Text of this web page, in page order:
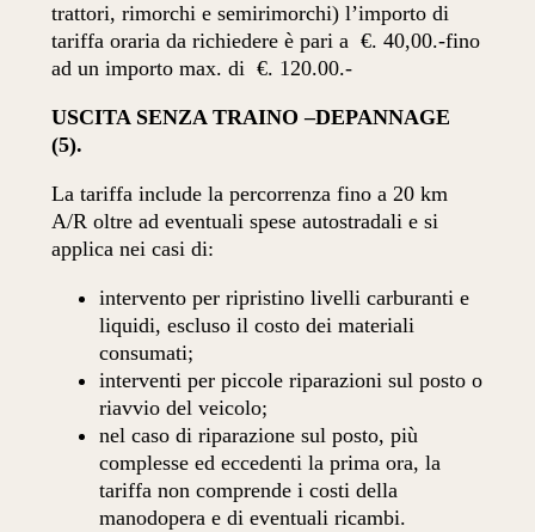
trattori, rimorchi e semirimorchi) l’importo di
tariffa oraria da richiedere è pari a €. 40,00.-fino
ad un importo max. di €. 120.00.-
USCITA SENZA TRAINO –DEPANNAGE
(5).
La tariffa include la percorrenza fino a 20 km
A/R oltre ad eventuali spese autostradali e si
applica nei casi di:
intervento per ripristino livelli carburanti e
liquidi, escluso il costo dei materiali
consumati;
interventi per piccole riparazioni sul posto o
riavvio del veicolo;
nel caso di riparazione sul posto, più
complesse ed eccedenti la prima ora, la
tariffa non comprende i costi della
manodopera e di eventuali ricambi.